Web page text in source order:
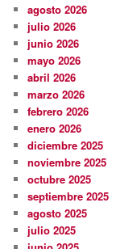
agosto 2026
julio 2026
junio 2026
mayo 2026
abril 2026
marzo 2026
febrero 2026
enero 2026
diciembre 2025
noviembre 2025
octubre 2025
septiembre 2025
agosto 2025
julio 2025